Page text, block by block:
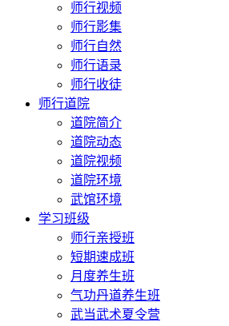
师行视频
师行影集
师行自然
师行语录
师行收徒
师行道院
道院简介
道院动态
道院视频
道院环境
武馆环境
学习班级
师行亲授班
短期速成班
月度养生班
气功丹道养生班
武当武术夏令营